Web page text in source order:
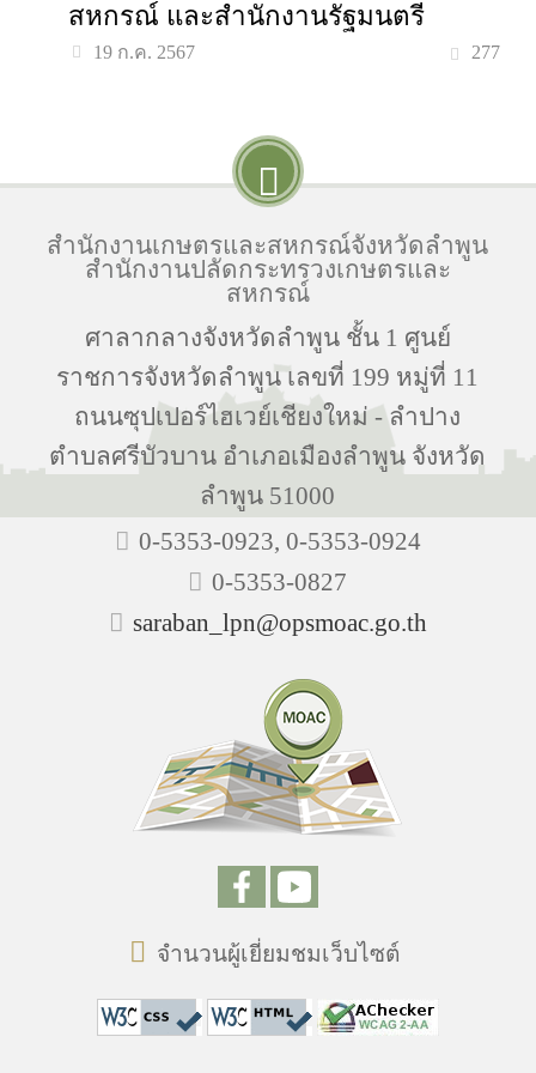
สหกรณ์ และสำนักงานรัฐมนตรี
19 ก.ค. 2567 277
สำนักงานเกษตรและสหกรณ์จังหวัดลำพูน
สำนักงานปลัดกระทรวงเกษตรและ
สหกรณ์
ศาลากลางจังหวัดลำพูน ชั้น 1 ศูนย์
ราชการจังหวัดลำพูน เลขที่ 199 หมู่ที่ 11
ถนนซุปเปอร์ไฮเวย์เชียงใหม่ - ลำปาง
ตำบลศรีบัวบาน อำเภอเมืองลำพูน จังหวัด
ลำพูน 51000
0-5353-0923, 0-5353-0924
0-5353-0827
saraban_lpn@opsmoac.go.th
จำนวนผู้เยี่ยมชมเว็บไซต์